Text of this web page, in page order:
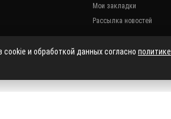
Мои закладки
Рассылка новостей
и обработкой данных согласно политике